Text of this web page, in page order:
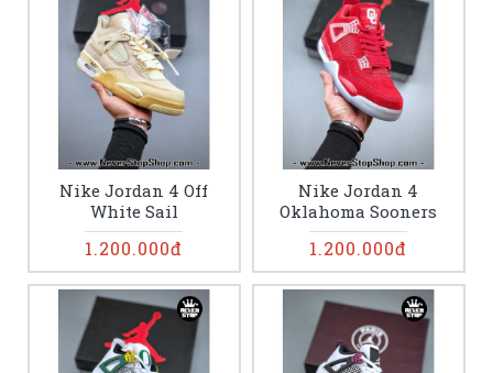
Nike Jordan 4 Off
White Sail
1.200.000đ
Nike Jordan 4
Oklahoma Sooners
1.200.000đ